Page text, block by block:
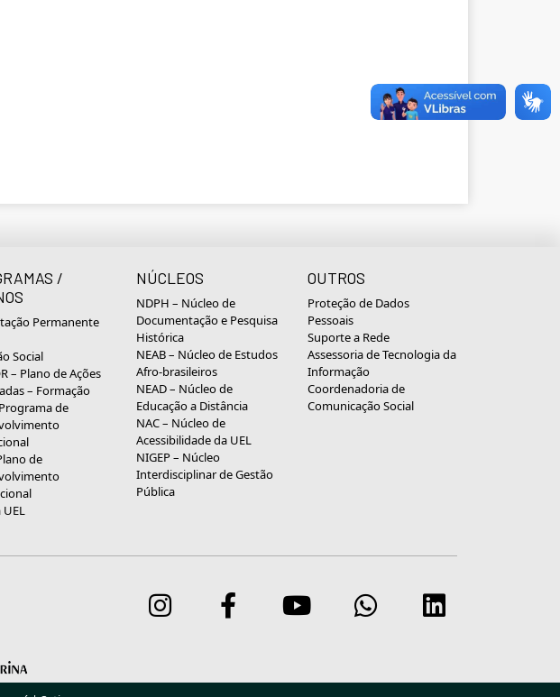
/
Permanente
Social
– Plano de Ações
– Formação
de
de
UEL
NÚCLEOS
NDPH – Núcleo de
Documentação e Pesquisa
Histórica
NEAB – Núcleo de Estudos
Afro-brasileiros
NEAD – Núcleo de
Educação a Distância
NAC – Núcleo de
Acessibilidade da UEL
NIGEP – Núcleo
Interdisciplinar de Gestão
Pública
OUTROS
Proteção de Dados
Pessoais
Suporte a Rede
Assessoria de Tecnologia da
Informação
Coordenadoria de
Comunicação Social